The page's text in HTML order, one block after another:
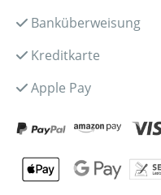
Banküberweisung
Kreditkarte
Apple Pay